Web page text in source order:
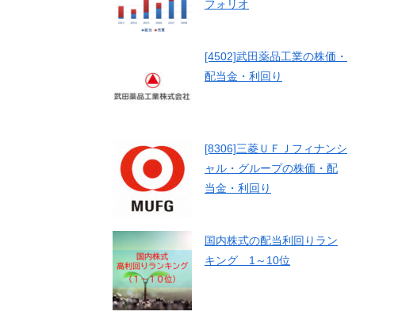
フォリオ
[4502]武田薬品工業の株価・
配当金・利回り
[8306]三菱ＵＦＪフィナンシ
ャル・グループの株価・配
当金・利回り
国内株式の配当利回りラン
キング 1～10位